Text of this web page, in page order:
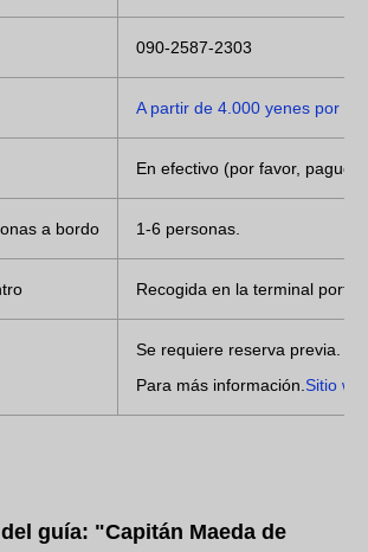
090-2587-2303
A partir de 4.000 yenes por
En efectivo (por favor, pague
a bordo 1-6 personas.
Recogida en la terminal
Se requiere reserva previa.
Para más información. Sitio
guía: "Capitán Maeda de